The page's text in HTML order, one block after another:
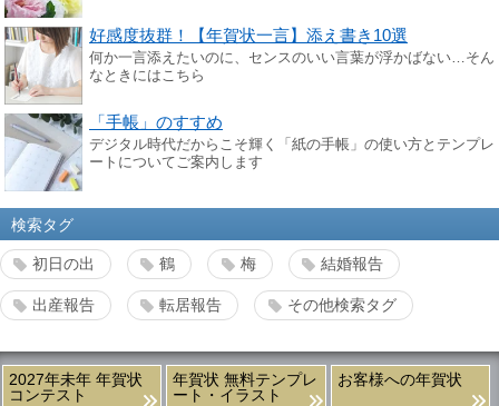
好感度抜群！【年賀状一言】添え書き10選
何か一言添えたいのに、センスのいい言葉が浮かばない…そん
なときにはこちら
「手帳」のすすめ
デジタル時代だからこそ輝く「紙の手帳」の使い方とテンプレ
ートについてご案内します
検索タグ
初日の出 鶴 梅 結婚報告
出産報告 転居報告 その他検索タグ
2027年未年 年賀状
コンテスト
年賀状 無料テンプレ
ート・イラスト
お客様への年賀状